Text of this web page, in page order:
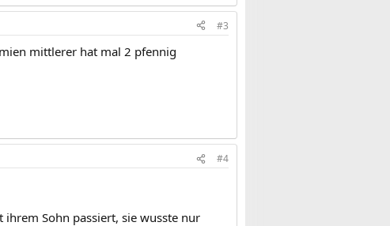
#3
mittlerer hat mal 2 pfennig
#4
Sohn passiert, sie wusste nur